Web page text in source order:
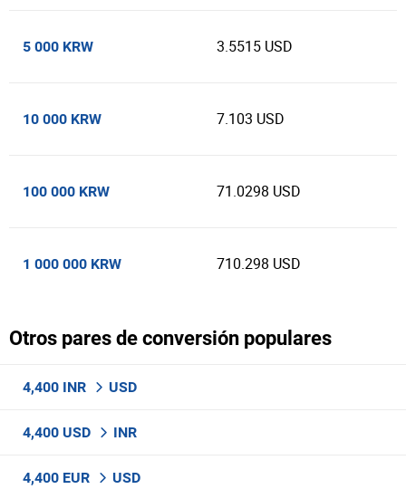
5 000 KRW 3.5515 USD
10 000 KRW 7.103 USD
100 000 KRW 71.0298 USD
1 000 000 KRW 710.298 USD
Otros pares de conversión populares
4,400 INR USD
4,400 USD INR
4,400 EUR USD